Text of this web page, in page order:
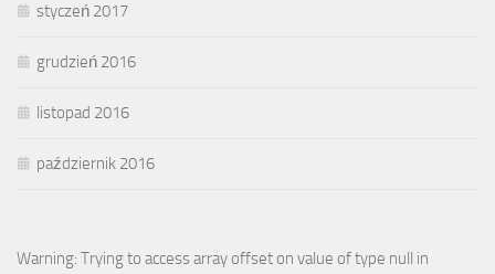
styczeń 2017
grudzień 2016
listopad 2016
październik 2016
Warning: Trying to access array offset on value of type null in